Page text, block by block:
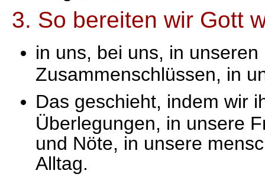
3. So bereiten wir Gott
in uns, bei uns, in
Zusammenschlüssen, in
Das geschieht, indem wir
Überlegungen, in unsere
und Nöte, in unsere
Alltag.